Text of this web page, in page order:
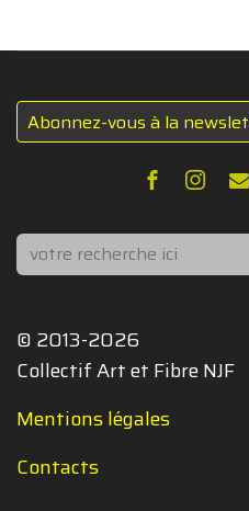
Abonnez-vous à la
Rechercher
© 2013-2026
Collectif Art et Fibre NJF
Mentions légales
Contacts